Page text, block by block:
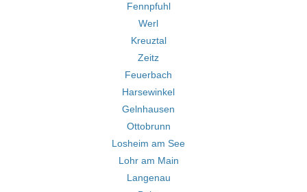
Fennpfuhl
Werl
Kreuztal
Zeitz
Feuerbach
Harsewinkel
Gelnhausen
Ottobrunn
Losheim am See
Lohr am Main
Langenau